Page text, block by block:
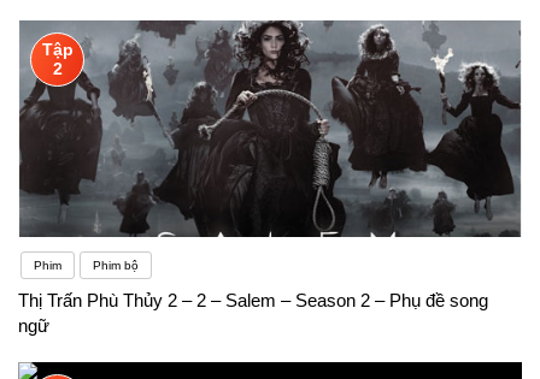
Tập
2
Phim Phim bộ
Thị Trấn Phù Thủy 2 – 2 – Salem – Season 2 – Phụ đề song
ngữ